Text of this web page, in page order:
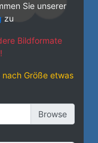
Sie unserer
zu
Bildformate
Größe etwas